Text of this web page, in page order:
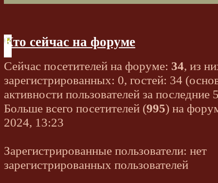
Кто сейчас на форуме
Сейчас посетителей на форуме: 34, из
зарегистрированных: 0, гостей: 34
активности пользователей за последние
Больше всего посетителей (995) на
2024, 13:23
Зарегистрированные пользователи: нет
зарегистрированных пользователей